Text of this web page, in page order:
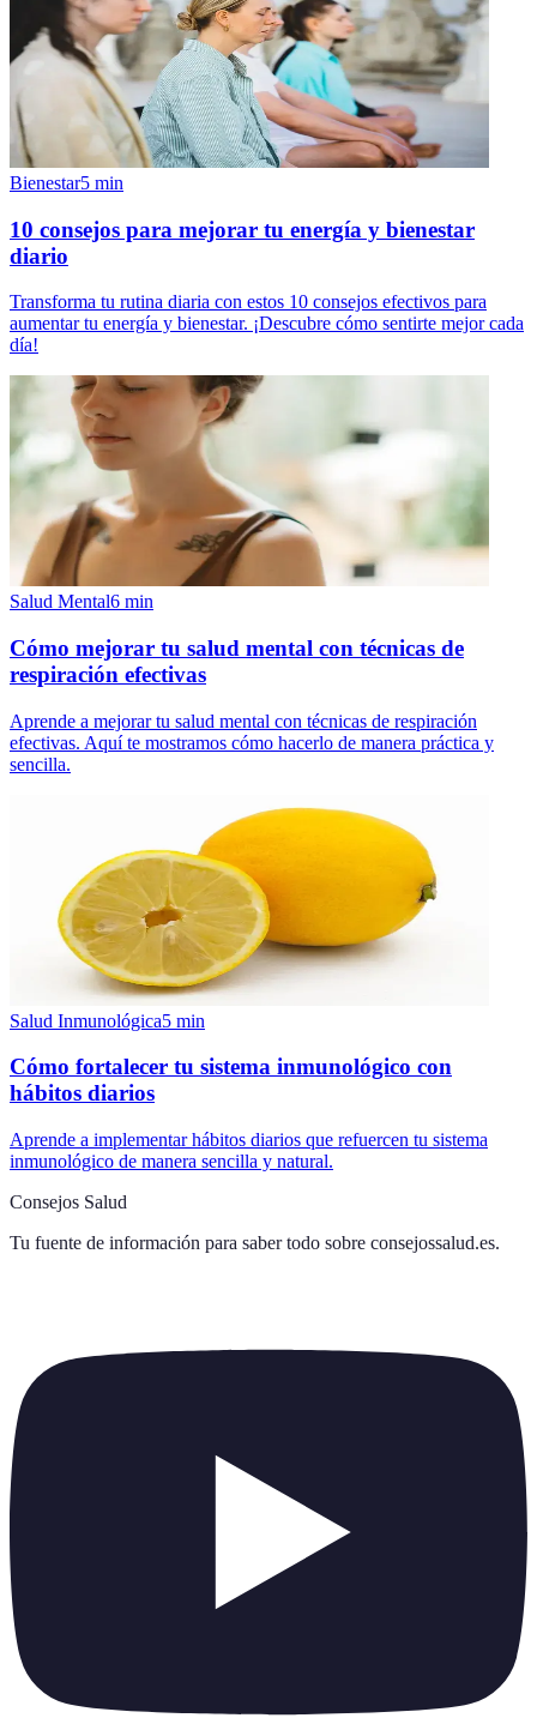
Bienestar5 min
10 consejos para mejorar tu energía y bienestar
diario
Transforma tu rutina diaria con estos 10 consejos efectivos para
aumentar tu energía y bienestar. ¡Descubre cómo sentirte mejor cada
día!
Salud Mental6 min
Cómo mejorar tu salud mental con técnicas de
respiración efectivas
Aprende a mejorar tu salud mental con técnicas de respiración
efectivas. Aquí te mostramos cómo hacerlo de manera práctica y
sencilla.
Salud Inmunológica5 min
Cómo fortalecer tu sistema inmunológico con
hábitos diarios
Aprende a implementar hábitos diarios que refuercen tu sistema
inmunológico de manera sencilla y natural.
Consejos Salud
Tu fuente de información para saber todo sobre consejossalud.es.